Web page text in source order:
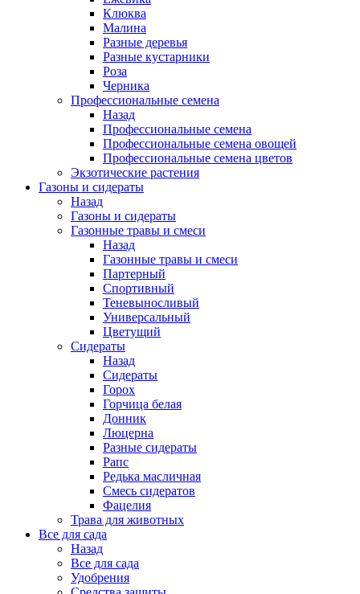
Клюква
Малина
Разные деревья
Разные кустарники
Роза
Черника
Профессиональные семена
Назад
Профессиональные семена
Профессиональные семена овощей
Профессиональные семена цветов
Экзотические растения
Газоны и сидераты
Назад
Газоны и сидераты
Газонные травы и смеси
Назад
Газонные травы и смеси
Партерный
Спортивный
Теневыносливый
Универсальный
Цветущий
Сидераты
Назад
Сидераты
Горох
Горчица белая
Донник
Люцерна
Разные сидераты
Рапс
Редька масличная
Смесь сидератов
Фацелия
Трава для животных
Все для сада
Назад
Все для сада
Удобрения